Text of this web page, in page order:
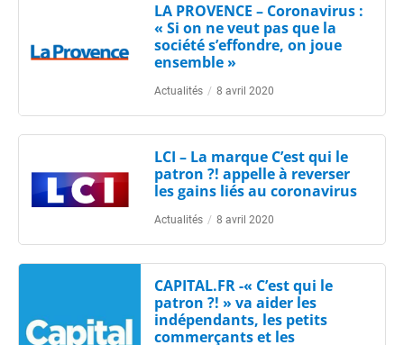
LA PROVENCE – Coronavirus :
« Si on ne veut pas que la
société s’effondre, on joue
ensemble »
Actualités / 8 avril 2020
LCI – La marque C’est qui le
patron ?! appelle à reverser
les gains liés au coronavirus
Actualités / 8 avril 2020
CAPITAL.FR -« C’est qui le
patron ?! » va aider les
indépendants, les petits
commerçants et les